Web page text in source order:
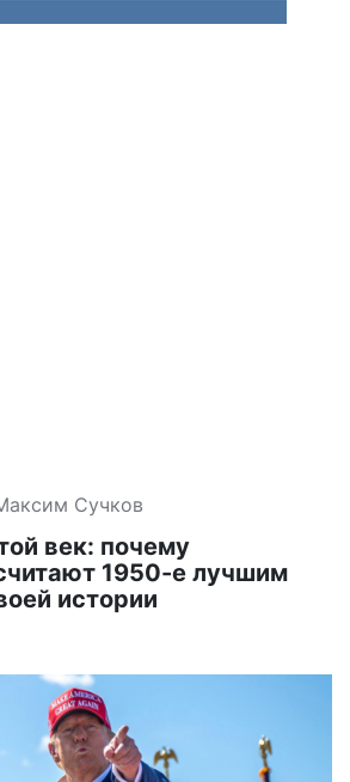
Сучков
век: почему
1950-е лучшим
истории